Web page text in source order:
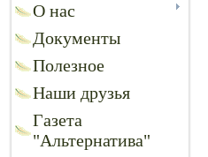
О нас
Документы
Полезное
Наши друзья
Газета
"Альтернатива"